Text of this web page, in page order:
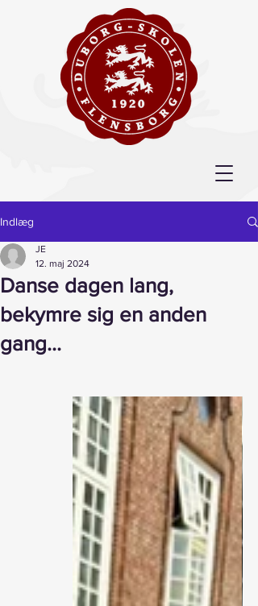
Indlæg
Danse dagen lang,
bekymre sig en anden
gang...
JE
12. maj 2024